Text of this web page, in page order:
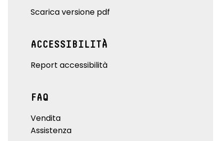
Scarica versione pdf
ACCESSIBILITÀ
Report accessibilità
FAQ
Vendita
Assistenza